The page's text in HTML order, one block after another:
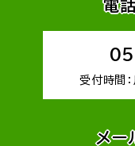
電
受付時間
メー